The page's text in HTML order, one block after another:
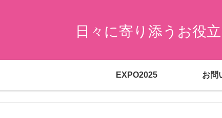
日々に寄り添うお役
EXPO2025 お問